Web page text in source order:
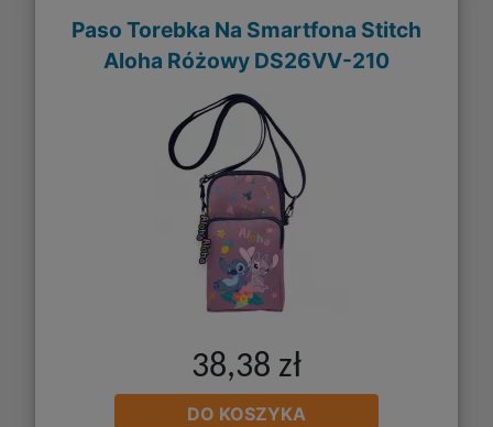
Paso Torebka Na Smartfona Stitch
Aloha Różowy DS26VV-210
38,38 zł
DO KOSZYKA